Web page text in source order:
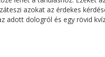
azokat az érdekes
adott dologról és egy rövid